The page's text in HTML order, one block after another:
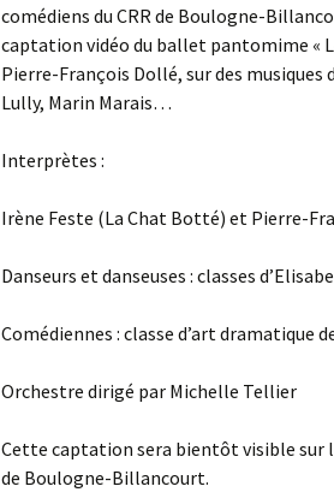
comédiens du CRR de Boulogne-
captation vidéo du ballet pantomime «
Pierre-François Dollé, sur des
Lully, Marin Marais…
Interprètes :
Irène Feste (La Chat Botté) et Pierre-
Danseurs et danseuses : classes
Comédiennes : classe d’art dramatique
Orchestre dirigé par Michelle Tellier
Cette captation sera bientôt visible sur
de Boulogne-Billancourt.